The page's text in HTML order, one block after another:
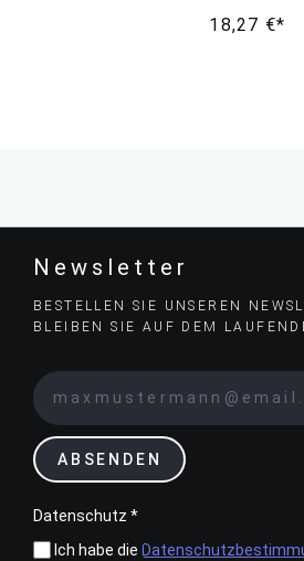
18,27 €*
Newsletter
BESTELLEN SIE UNSEREN
BLEIBEN SIE AUF DEM
ABSENDEN
Datenschutz *
Ich habe die